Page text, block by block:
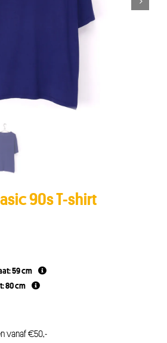
90s T-shirt
59 cm
80 cm
vanaf €50,-